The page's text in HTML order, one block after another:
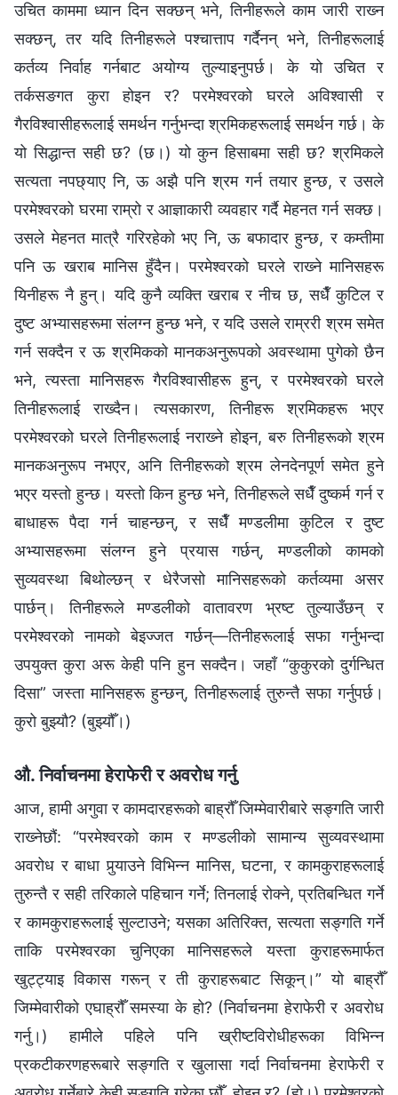
उचित काममा ध्यान दिन सक्छन् भने, तिनीहरूले काम जारी राख्‍न
सक्छन्, तर यदि तिनीहरूले पश्‍चात्ताप गर्दैनन् भने, तिनीहरूलाई
कर्तव्य निर्वाह गर्नबाट अयोग्य तुल्याइनुपर्छ। के यो उचित र
तर्कसङगत कुरा होइन र? परमेश्‍वरको घरले अविश्‍वासी र
गैरविश्‍वासीहरूलाई समर्थन गर्नुभन्दा श्रमिकहरूलाई समर्थन गर्छ। के
यो सिद्धान्त सही छ? (छ।) यो कुन हिसाबमा सही छ? श्रमिकले
सत्यता नपछ्याए नि, ऊ अझै पनि श्रम गर्न तयार हुन्छ, र उसले
परमेश्‍वरको घरमा राम्रो र आज्ञाकारी व्यवहार गर्दै मेहनत गर्न सक्छ।
उसले मेहनत मात्रै गरिरहेको भए नि, ऊ बफादार हुन्छ, र कम्तीमा
पनि ऊ खराब मानिस हुँदैन। परमेश्‍वरको घरले राख्‍ने मानिसहरू
यिनीहरू नै हुन्। यदि कुनै व्यक्ति खराब र नीच छ, सधैँ कुटिल र
दुष्ट अभ्यासहरूमा संलग्‍न हुन्छ भने, र यदि उसले राम्ररी श्रम समेत
गर्न सक्दैन र ऊ श्रमिकको मानकअनुरूपको अवस्थामा पुगेको छैन
भने, त्यस्ता मानिसहरू गैरविश्‍वासीहरू हुन्, र परमेश्‍वरको घरले
तिनीहरूलाई राख्दैन। त्यसकारण, तिनीहरू श्रमिकहरू भएर
परमेश्‍वरको घरले तिनीहरूलाई नराख्‍ने होइन, बरु तिनीहरूको श्रम
मानकअनुरूप नभएर, अनि तिनीहरूको श्रम लेनदेनपूर्ण समेत हुने
भएर यस्तो हुन्छ। यस्तो किन हुन्छ भने, तिनीहरूले सधैँ दुष्कर्म गर्न र
बाधाहरू पैदा गर्न चाहन्छन्, र सधैँ मण्डलीमा कुटिल र दुष्ट
अभ्यासहरूमा संलग्‍न हुने प्रयास गर्छन्, मण्डलीको कामको
सुव्यवस्था बिथोल्छन् र धेरैजसो मानिसहरूको कर्तव्यमा असर
पार्छन्। तिनीहरूले मण्डलीको वातावरण भ्रष्ट तुल्याउँछन् र
परमेश्‍वरको नामको बेइज्जत गर्छन्—तिनीहरूलाई सफा गर्नुभन्दा
उपयुक्त कुरा अरू केही पनि हुन सक्दैन। जहाँ “कुकुरको दुर्गन्धित
दिसा” जस्ता मानिसहरू हुन्छन्, तिनीहरूलाई तुरुन्तै सफा गर्नुपर्छ।
कुरो बुझ्यौ? (बुझ्यौँ।)
औ. निर्वाचनमा हेराफेरी र अवरोध गर्नु
आज, हामी अगुवा र कामदारहरूको बाह्रौँ जिम्मेवारीबारे सङ्गति जारी
राख्‍नेछौं: “परमेश्‍वरको काम र मण्डलीको सामान्य सुव्यवस्थामा
अवरोध र बाधा पुर्‍याउने विभिन्‍न मानिस, घटना, र कामकुराहरूलाई
तुरुन्तै र सही तरिकाले पहिचान गर्ने; तिनलाई रोक्‍ने, प्रतिबन्धित गर्ने
र कामकुराहरूलाई सुल्टाउने; यसका अतिरिक्त, सत्यता सङ्‍गति गर्ने
ताकि परमेश्‍वरका चुनिएका मानिसहरूले यस्ता कुराहरूमार्फत
खुट्ट्याइ विकास गरून् र ती कुराहरूबाट सिकून्।” यो बाह्रौँ
जिम्मेवारीको एघाह्रौँ समस्या के हो? (निर्वाचनमा हेराफेरी र अवरोध
गर्नु।) हामीले पहिले पनि ख्रीष्टविरोधीहरूका विभिन्‍न
प्रकटीकरणहरूबारे सङ्गति र खुलासा गर्दा निर्वाचनमा हेराफेरी र